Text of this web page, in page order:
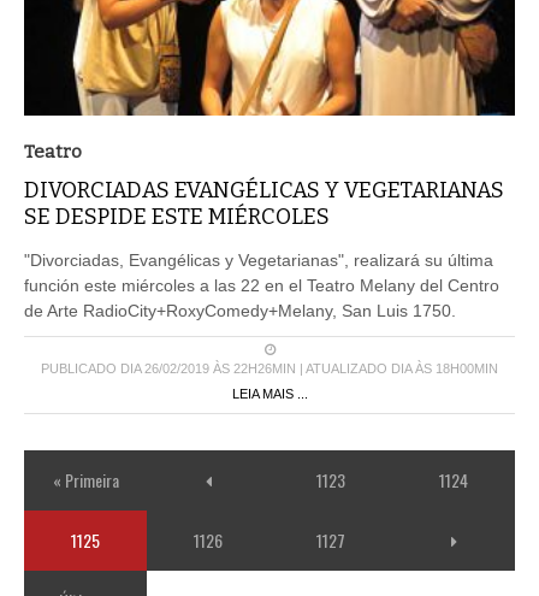
Teatro
DIVORCIADAS EVANGÉLICAS Y VEGETARIANAS
SE DESPIDE ESTE MIÉRCOLES
"Divorciadas, Evangélicas y Vegetarianas", realizará su última
función este miércoles a las 22 en el Teatro Melany del Centro
de Arte RadioCity+RoxyComedy+Melany, San Luis 1750.
PUBLICADO DIA 26/02/2019 ÀS 22H26MIN | ATUALIZADO DIA ÀS 18H00MIN
LEIA MAIS ...
« Primeira 1123 1124
1125 1126 1127